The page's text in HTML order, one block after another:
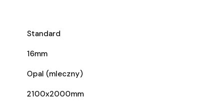
Standard
16mm
Opal (mleczny)
2100x2000mm